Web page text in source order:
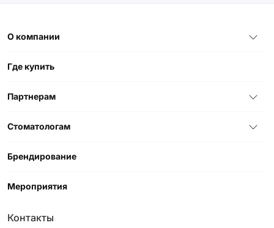
О компании
Где купить
Партнерам
Стоматологам
Брендирование
Мероприятия
Контакты